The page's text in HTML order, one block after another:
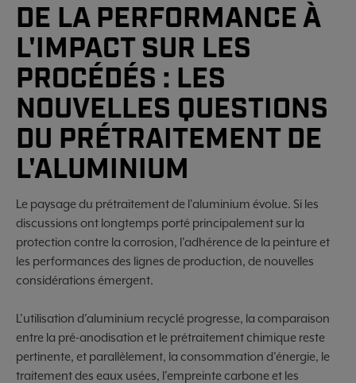
DE LA PERFORMANCE À
L'IMPACT SUR LES
PROCÉDÉS : LES
NOUVELLES QUESTIONS
DU PRÉTRAITEMENT DE
L'ALUMINIUM
Le paysage du prétraitement de l'aluminium évolue. Si les
discussions ont longtemps porté principalement sur la
protection contre la corrosion, l'adhérence de la peinture et
les performances des lignes de production, de nouvelles
considérations émergent.
L'utilisation d'aluminium recyclé progresse, la comparaison
entre la pré-anodisation et le prétraitement chimique reste
pertinente, et parallèlement, la consommation d'énergie, le
traitement des eaux usées, l'empreinte carbone et les